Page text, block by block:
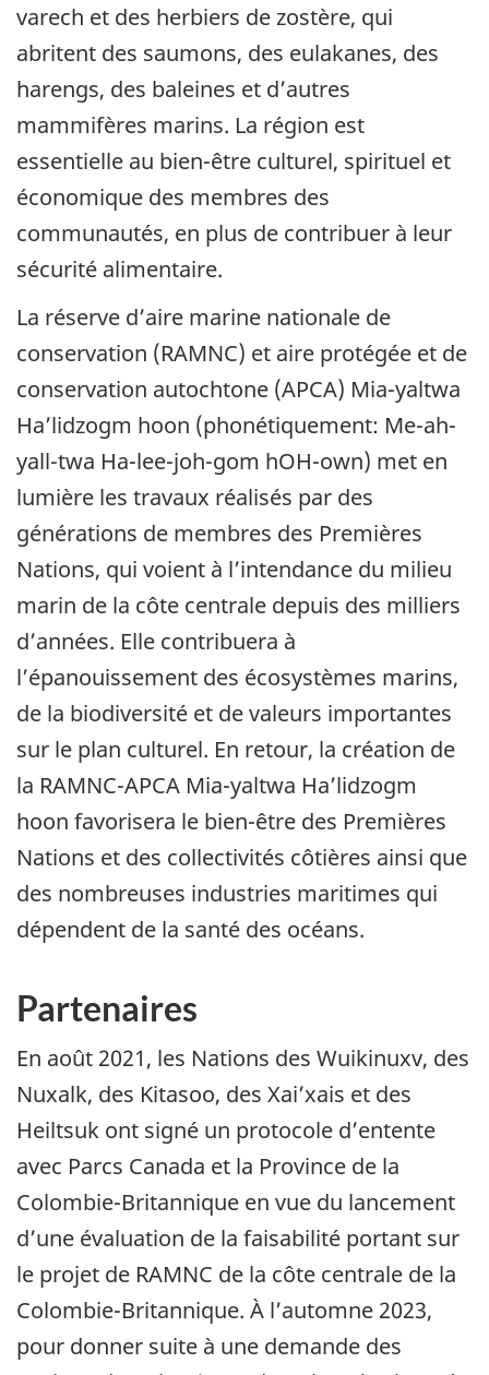
varech et des herbiers de zostère, qui
abritent des saumons, des eulakanes, des
harengs, des baleines et d’autres
mammifères marins. La région est
essentielle au bien-être culturel, spirituel et
économique des membres des
communautés, en plus de contribuer à leur
sécurité alimentaire.
La réserve d’aire marine nationale de
conservation (RAMNC) et aire protégée et de
conservation autochtone (APCA) Mia-yaltwa
Ha’lidzogm hoon (phonétiquement: Me-ah-
yall-twa Ha-lee-joh-gom hOH-own) met en
lumière les travaux réalisés par des
générations de membres des Premières
Nations, qui voient à l’intendance du milieu
marin de la côte centrale depuis des milliers
d’années. Elle contribuera à
l’épanouissement des écosystèmes marins,
de la biodiversité et de valeurs importantes
sur le plan culturel. En retour, la création de
la RAMNC-APCA Mia-yaltwa Ha’lidzogm
hoon favorisera le bien-être des Premières
Nations et des collectivités côtières ainsi que
des nombreuses industries maritimes qui
dépendent de la santé des océans.
Partenaires
En août 2021, les Nations des Wuikinuxv, des
Nuxalk, des Kitasoo, des Xai’xais et des
Heiltsuk ont signé un protocole d’entente
avec Parcs Canada et la Province de la
Colombie-Britannique en vue du lancement
d’une évaluation de la faisabilité portant sur
le projet de RAMNC de la côte centrale de la
Colombie-Britannique. À l’automne 2023,
pour donner suite à une demande des